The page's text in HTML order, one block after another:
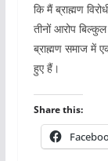
कि मैं ब्राह्मण
तीनों आरोप
ब्राह्मण समाज में
हुए हैं।
Share this: